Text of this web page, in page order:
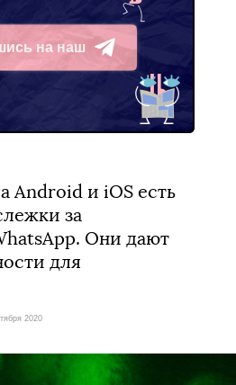
на наш
Android и iOS есть
за
Они дают
для
2020